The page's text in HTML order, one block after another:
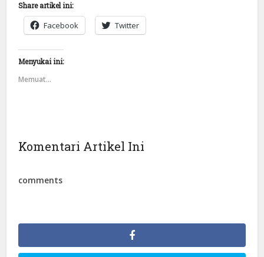
Share artikel ini:
Facebook Twitter
Menyukai ini:
Memuat...
Komentari Artikel Ini
comments